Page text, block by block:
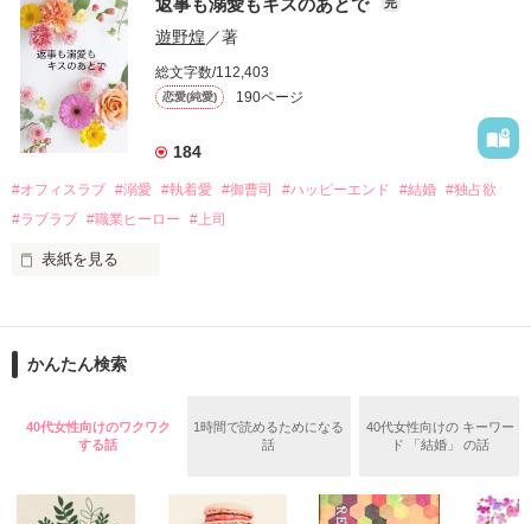
甘やかしてくる。
そんなある日、哲平は美桜がストーカー被害に
遭っていることを知る。
美桜を守るため、哲平は同居を提案してきて――。
夏木美桜(なつきみお)
鳴海哲平 (なるみてっぺい)
2026.6.5～2026.7.25
＊以前、公開していた話の改稿版です＊
桜は、海外で傷心旅行をしていたところ、日本人美青年と出会
い、酒の勢いもあり一夜限りの関係となる。
帰国後、美桜は新しい職場でワンナイトした美青年と再会。
なんと彼の正体は、とある財閥御曹司にも関わらず、一族を離
れて起業した新進気鋭の実業家、社内でも冷徹だと評判な社長
――御影恭司その人だったのだ――！
なぜか恭司から飼い猫の世話係を命じられた美桜は、猫の世
の関係となってしまい――？
遊野煌 ／著
総文字数/112,403
恋愛(純愛) 190ページ
184
#オフィスラブ #溺愛 #執着愛 #御曹司 #ハッピーエンド #結婚 #独占欲
#ラブラブ #職業ヒーロー #上司
表紙を見る
ションの企画戦略室で働いている。
めた、同期で恋人の石垣守（26）がいるのだが、後輩の姫原由
いた。
守と由羅から『便利屋雛子』と馬鹿にされ、一人こっそり泣い
た上、同居まで提案してきて──？
かんたん検索
40代女性向けのワクワク
する話
1時間で読めるためになる
話
40代女性向けの キーワー
ド 「結婚」 の話